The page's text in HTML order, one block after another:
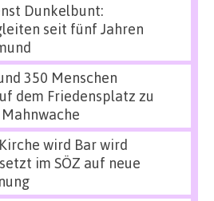
Dunkelbunt:
seit fünf Jahren
350 Menschen
dem Friedensplatz zu
Kirche wird Bar wird
im SÖZ auf neue